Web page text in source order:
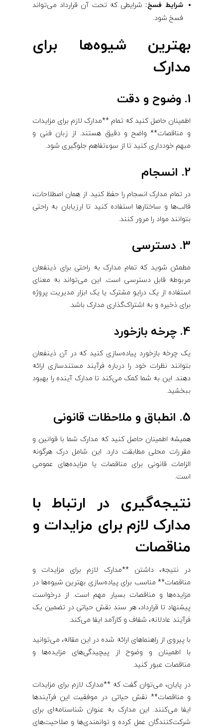
شرایط فسخ: شرایطی که تحت آن قرارداد می‌تواند
فسخ شود.
بهترین شیوه‌ها برای
مدارک
1. وضوح و دقت
اطمینان حاصل کنید که تمام **مدارک لازم برای مزایدات
و مناقصات** واضح و دقیق هستند. از زبان فنی و
مبهم خودداری کنید تا از سوءتفاهم جلوگیری شود.
2. انسجام
در تمام مدارک انسجام را حفظ کنید. از همان اصطلاحات،
قالب‌ها و ساختارها استفاده کنید تا ارزیابان به راحتی
بتوانند مواد را مرور کنند.
3. دسترسی
مطمئن شوید که تمام مدارک به راحتی برای ذینفعان
مربوطه قابل دسترسی است. این می‌تواند به معنای
استفاده از یک درایو مشترک یا یک ابزار مدیریت پروژه
برای ذخیره و به اشتراک‌گذاری مدارک باشد.
4. چرخه بازخورد
یک چرخه بازخورد پیاده‌سازی کنید که در آن ذینفعان
بتوانند نظرات خود را درباره فرآیند مستندسازی ارائه
دهند. این به شما کمک می‌کند تا مدارک آینده را بهبود
ببخشید.
5. انطباق و ملاحظات قانونی
همیشه اطمینان حاصل کنید که مدارک شما با قوانین و
مقررات محلی مطابقت دارد. این شامل درک هرگونه
الزامات قانونی برای مناقصات یا مزایده‌های عمومی
است.
نتیجه‌گیری در ارتباط با
مدارک لازم برای مزایدات و
مناقصات
در نتیجه، داشتن **مدارک لازم برای مزایدات و
مناقصات** مناسب برای پیاده‌سازی بهترین شیوه‌ها در
مزایده‌ها و مناقصات بسیار مهم است. از درخواست
پیشنهاد تا قرارداد، هر سند نقش حیاتی در تضمین یک
فرآیند عادلانه، شفاف و کارآمد ایفا می‌کند.
با پیروی از راهنماهای ارائه شده در این مقاله، می‌توانید
با اطمینان و وضوح از پیچیدگی‌های مزایده‌ها و
مناقصات عبور کنید.
در پایان، می‌توان گفت که **مدارک لازم برای مزایدات
و مناقصات** نقش حیاتی در موفقیت این فرآیندها
ایفا می‌کنند. این مدارک به عنوان شناسنامه‌ای برای
شرکت‌کنندگان عمل کرده و توانمندی‌ها و صلاحیت‌های